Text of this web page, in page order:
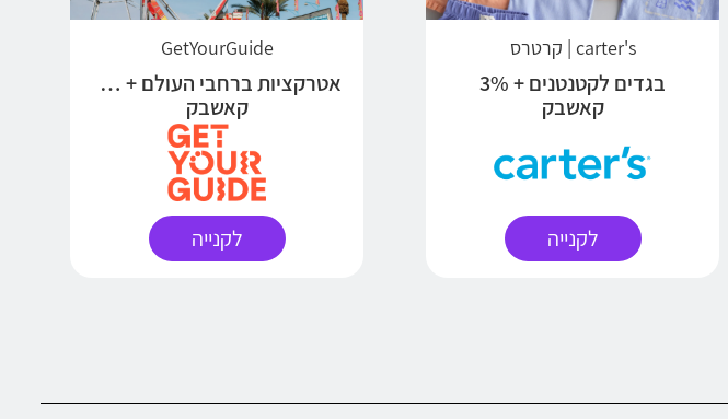
carter's | קרטרס
בגדים לקטנטנים + 3%
קאשבק
לקנייה
GetYourGuide
אטרקציות ברחבי העולם + 5%
קאשבק
לקנייה